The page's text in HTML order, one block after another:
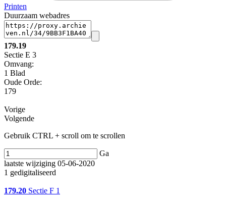
Printen
Duurzaam webadres
179.19
Sectie E 3
Omvang:
1 Blad
Oude Orde:
179
Vorige
Volgende
Gebruik CTRL + scroll om te scrollen
Ga
laatste wijziging 05-06-2020
1 gedigitaliseerd
179.20 Sectie F 1